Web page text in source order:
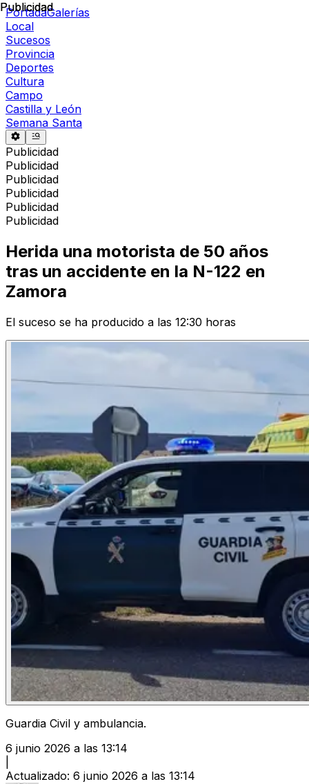
PortadaGalerías
Local
Sucesos
Provincia
Deportes
Cultura
Campo
Castilla y León
Semana Santa
Publicidad
Publicidad
Publicidad
Publicidad
Publicidad
Publicidad
Publicidad
Herida una motorista de 50 años
tras un accidente en la N-122 en
Zamora
El suceso se ha producido a las 12:30 horas
Guardia Civil y ambulancia.
6 junio 2026 a las 13:14
Actualizado: 6 junio 2026 a las 13:14
Publicidad